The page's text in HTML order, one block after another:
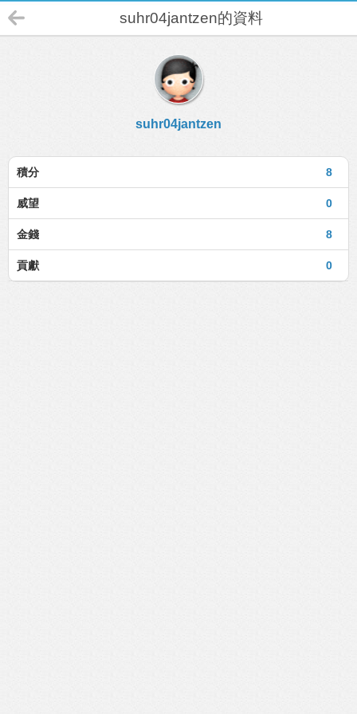
suhr04jantzen的資料
suhr04jantzen
8
積分
0
威望
8
金錢
0
貢獻